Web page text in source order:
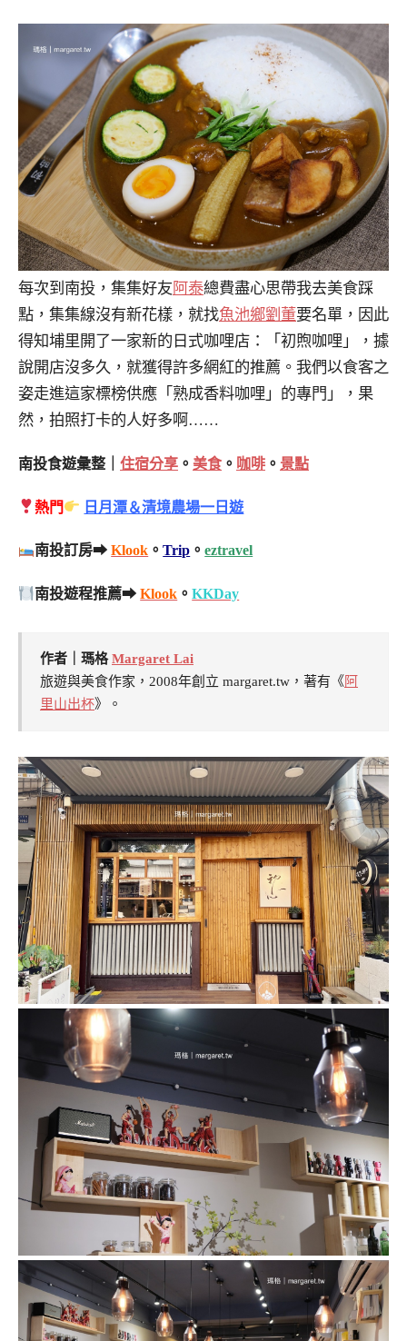
每次到南投，集集好友阿泰總費盡心思帶我去美食踩
點，集集線沒有新花樣，就找魚池鄉劉董要名單，因此
得知埔里開了一家新的日式咖哩店：「初煦咖哩」，據
說開店沒多久，就獲得許多網紅的推薦。我們以食客之
姿走進這家標榜供應「熟成香料咖哩」的專門」，果
然，拍照打卡的人好多啊……
南投食遊彙整｜ 住宿分享 。 美食。 咖啡 。 景點
熱門 日月潭＆清境農場一日遊
南投訂房➡Klook 。Trip 。eztravel
南投遊程推薦➡Klook 。KKDay
作者｜瑪格Margaret Lai
旅遊與美食作家，2008年創立 margaret.tw，著有《阿
里山出杯》。